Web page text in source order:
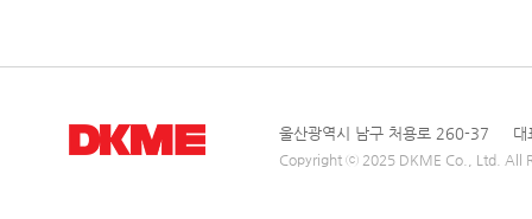
울산광역시 남구 처용로 260-37
Copyright ⓒ 2025 DKME Co., Ltd. All